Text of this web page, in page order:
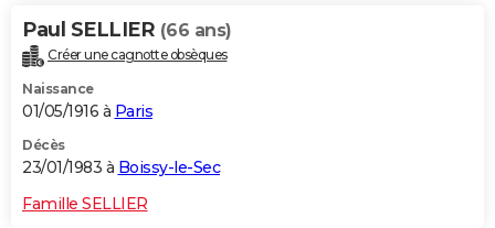
Paul SELLIER (66 ans)
Créer une cagnotte obsèques
Naissance
01/05/1916 à Paris
Décès
23/01/1983 à Boissy-le-Sec
Famille SELLIER